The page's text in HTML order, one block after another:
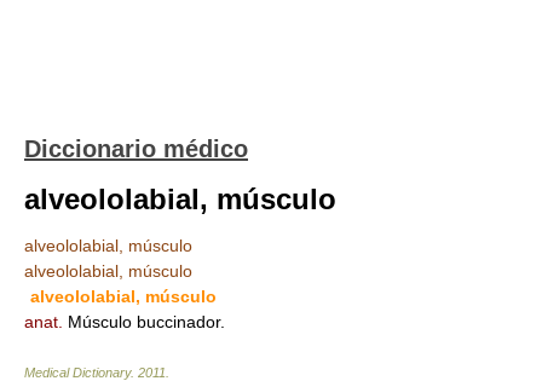
Diccionario médico
alveololabial, músculo
alveololabial, músculo
alveololabial, músculo
alveololabial, músculo
anat. Músculo buccinador.
Medical Dictionary. 2011